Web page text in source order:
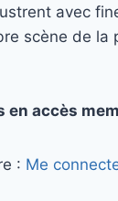
avec
scène de la
en accès
: Me